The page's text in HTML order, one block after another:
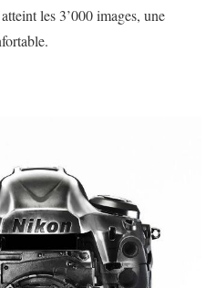
les 3’000 images, une